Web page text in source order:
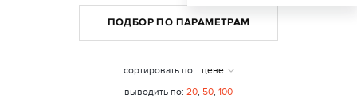
ПОДБОР ПО ПАРАМЕТРАМ
сортировать по:
цене
выводить по: 20, 50, 100